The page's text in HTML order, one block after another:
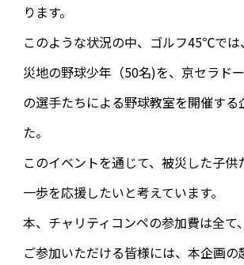
ります。
このような状況の中、ゴルフ45℃で
災地の野球少年（50名)を、京セラド
の選手たちによる野球教室を開催す
た。
このイベントを通じて、被災した子
一歩を応援したいと考えています。
本、チャリティコンペの参加費は全
ご参加いただける皆様には、本企画